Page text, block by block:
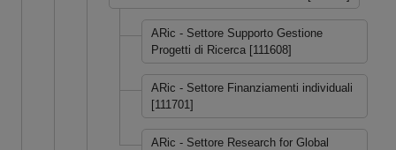
ARic - Settore Supporto Gestione
Progetti di Ricerca [111608]
ARic - Settore Finanziamenti individuali
[111701]
ARic - Settore Research for Global